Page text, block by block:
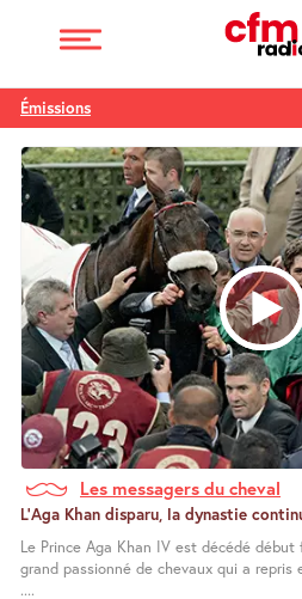
Émissions
Les messagers du cheval
L’Aga Khan disparu, la dynastie
Le Prince Aga Khan IV est décédé
grand passionné de chevaux qui a repris
....